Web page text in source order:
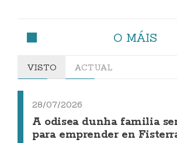
O MÁIS
VISTO ACTUAL
28/07/2026
A odisea dunha familia
para emprender en